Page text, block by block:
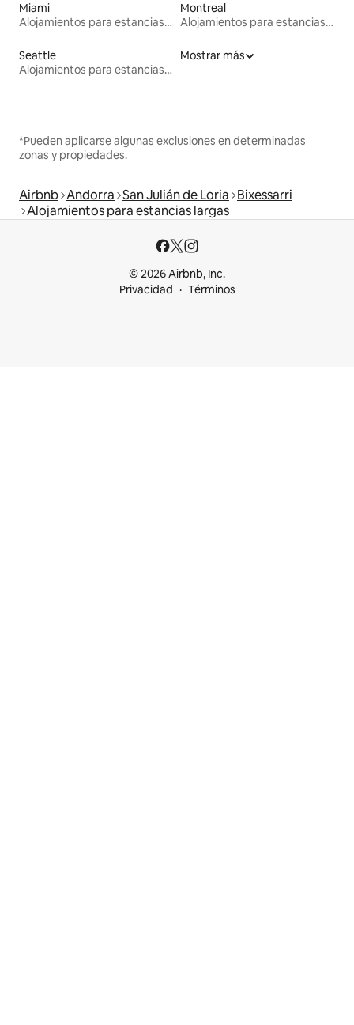
Miami
Alojamientos para estancias largas
Montreal
Alojamientos para estancias largas
Seattle
Alojamientos para estancias largas
Mostrar más
*Pueden aplicarse algunas exclusiones en determinadas
zonas y propiedades.
Airbnb Andorra San Julián de Loria Bixessarri
Alojamientos para estancias largas
© 2026 Airbnb, Inc.
Privacidad
Términos